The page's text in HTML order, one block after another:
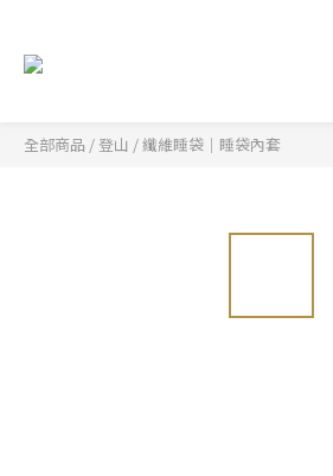
全部商品 / 登山 /纖維睡袋│睡袋內套